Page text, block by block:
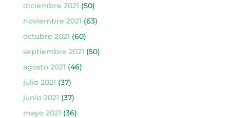
diciembre 2021 (50)
noviembre 2021 (63)
octubre 2021 (60)
septiembre 2021 (50)
agosto 2021 (46)
julio 2021 (37)
junio 2021 (37)
mayo 2021 (36)